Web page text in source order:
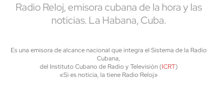
Radio Reloj, emisora cubana de la hora y las
noticias. La Habana, Cuba.
Es una emisora de alcance nacional que integra el Sistema de la Radio
Cubana,
del Instituto Cubano de Radio y Televisión (ICRT)
«Si es noticia, la tiene Radio Reloj»